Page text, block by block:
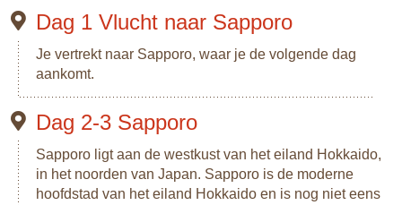
specialiteiten en charmante kleine gemeenschappen, vormt
een perfect begin van de reis.
Via het schilderachtige Shikotsu Toya National Park, kom je
in de stad Hakodate. Hier kun je verser dan verse seafood
eten en je ogen uitkijken naar alle bezienswaardigheden uit
de vroegmoderne tijd toen Japan aan het moderniseren en
het verwesteren was. Sterforten, pakhuizen en herenhuizen
zijn historische gebouwen die hier bijzonder goed uit de verf
komen.
Dag 1 Vlucht naar Sapporo
Je vertrekt naar Sapporo, waar je de volgende dag
aankomt.
Dag 2-3 Sapporo
Sapporo ligt aan de westkust van het eiland Hokkaido,
in het noorden van Japan. Sapporo is de moderne
hoofdstad van het eiland Hokkaido en is nog niet eens